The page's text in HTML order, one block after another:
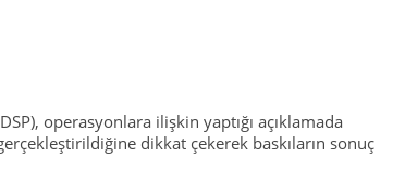
operasyonlara ilişkin yaptığı açıklamada
dikkat çekerek baskıların sonuç